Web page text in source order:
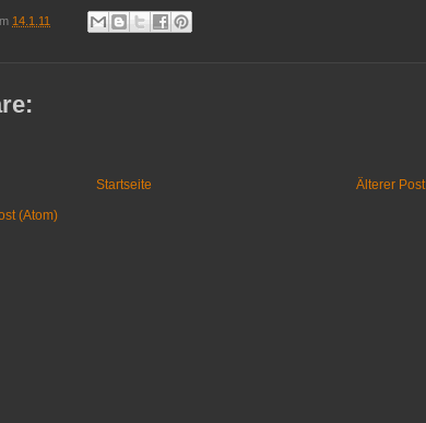
14.1.11
Älterer Post
Startseite
(Atom)